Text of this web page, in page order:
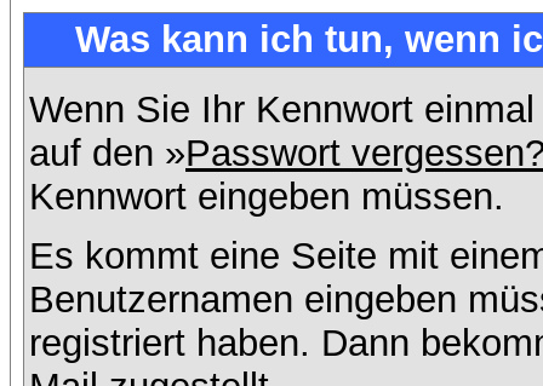
Was kann ich tun, wenn
Wenn Sie Ihr Kennwort
auf den »Passwort
Kennwort eingeben müssen.
Es kommt eine Seite mit
Benutzernamen eingeben
registriert haben. Dann